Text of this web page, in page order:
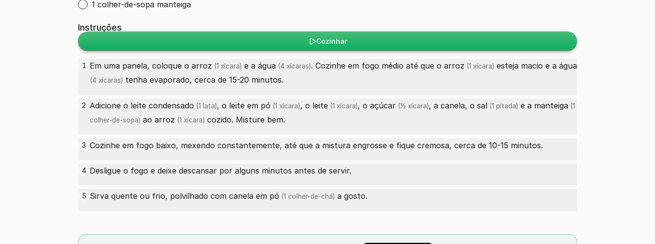
1 colher-de-sopa manteiga
Instruções
Cozinhar
1 Em uma panela, coloque o arroz (1 xícara) e a água (4 xícaras). Cozinhe em fogo médio até que o arroz (1 xícara) esteja macio e a água
(4 xícaras) tenha evaporado, cerca de 15-20 minutos.
2 Adicione o leite condensado (1 lata), o leite em pó (1 xícara), o leite (1 xícara), o açúcar (½ xícara), a canela, o sal (1 pitada) e a manteiga (1
colher-de-sopa) ao arroz (1 xícara) cozido. Misture bem.
3 Cozinhe em fogo baixo, mexendo constantemente, até que a mistura engrosse e fique cremosa, cerca de 10-15 minutos.
4 Desligue o fogo e deixe descansar por alguns minutos antes de servir.
5 Sirva quente ou frio, polvilhado com canela em pó (1 colher-de-chá) a gosto.